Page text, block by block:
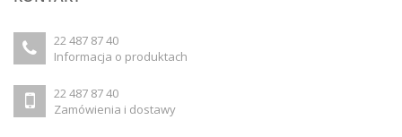
22 487 87 40
Informacja o produktach
22 487 87 40
Zamówienia i dostawy